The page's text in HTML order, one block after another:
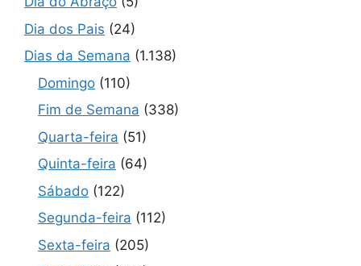
Dia dos Pais (24)
Dias da Semana (1.138)
Domingo (110)
Fim de Semana (338)
Quarta-feira (51)
Quinta-feira (64)
Sábado (122)
Segunda-feira (112)
Sexta-feira (205)